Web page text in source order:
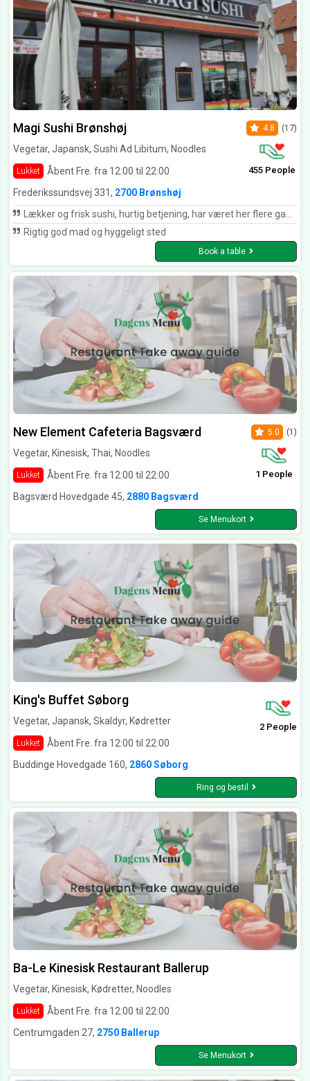
Magi Sushi Brønshøj
Vegetar, Japansk, Sushi Ad Libitum, Noodles
Lukket Åbent Fre. fra 12:00 til 22:00
4.8 (17)
455 People
Frederikssundsvej 331, 2700 Brønshøj
Lækker og frisk sushi, hurtig betjening, har været her flere gange, og hver gang som forventet. Kommer helt klart igen
Rigtig god mad og hyggeligt sted
Book a table
New Element Cafeteria Bagsværd
Vegetar, Kinesisk, Thai, Noodles
Lukket Åbent Fre. fra 12:00 til 22:00
5.0 (1)
1 People
Bagsværd Hovedgade 45, 2880 Bagsværd
Se Menukort
King's Buffet Søborg
Vegetar, Japansk, Skaldyr, Kødretter
Lukket Åbent Fre. fra 12:00 til 22:00
2 People
Buddinge Hovedgade 160, 2860 Søborg
Ring og bestil
Ba-Le Kinesisk Restaurant Ballerup
Vegetar, Kinesisk, Kødretter, Noodles
Lukket
Åbent Fre. fra 12:00 til 22:00
Centrumgaden 27, 2750 Ballerup
Se Menukort